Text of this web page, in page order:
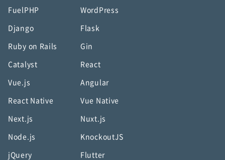
FuelPHP WordPress
Django Flask
Ruby on Rails Gin
Catalyst React
Vue.js Angular
React Native Vue Native
Next.js Nuxt.js
Node.js KnockoutJS
jQuery Flutter